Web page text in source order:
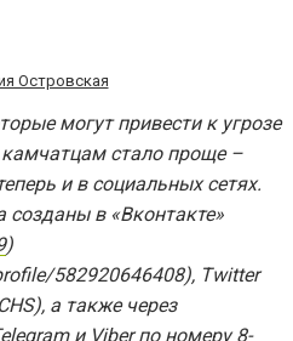
Островская
могут привести к угрозе
стало проще –
и в социальных сетях.
созданы в «Вконтакте»
)
582920646408), Twitter
а также через
и Viber по номеру 8-